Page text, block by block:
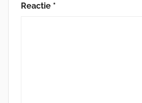
Reactie *